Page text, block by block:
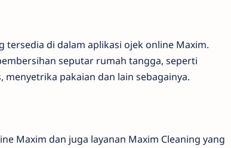
tersedia di dalam aplikasi ojek online Maxim.
seputar rumah tangga, seperti
pakaian dan lain sebagainya.
Maxim dan juga layanan Maxim Cleaning yang